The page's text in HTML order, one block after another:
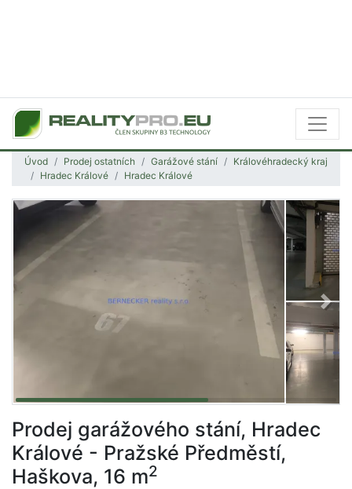
Úvod Prodej ostatních Garážové stání
Královéhradecký kraj
Hradec Králové
Hradec Králové
Prodej garážového stání, Hradec
Králové - Pražské Předměstí,
Haškova, 16 m2